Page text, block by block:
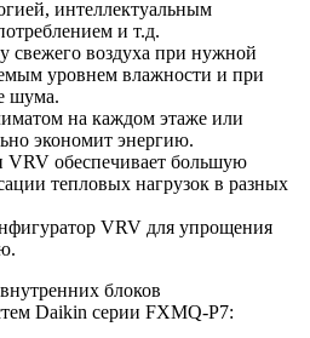
интеллектуальным
и т.д.
свежего воздуха при нужной
уровнем влажности и при
шума.
на каждом этаже или
экономит энергию.
обеспечивает большую
тепловых нагрузок в разных
VRV для упрощения
блоков
Daikin серии FXMQ-P7: